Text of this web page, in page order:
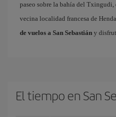
paseo sobre la bahía del
vecina localidad francesa de
de vuelos a San Sebastián y
El tiempo en San